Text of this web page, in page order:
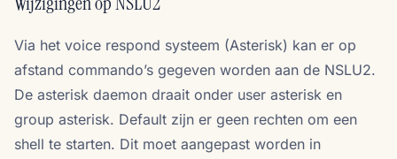
Via het voice respond systeem (Asterisk) kan er op
afstand commando’s gegeven worden aan de NSLU2.
De asterisk daemon draait onder user asterisk en
group asterisk. Default zijn er geen rechten om een
shell te starten. Dit moet aangepast worden in